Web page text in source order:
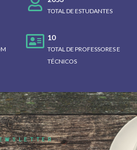
TOTAL DE ESTUDANTES
10
TOTAL DE PROFESSORES E
TÉCNICOS